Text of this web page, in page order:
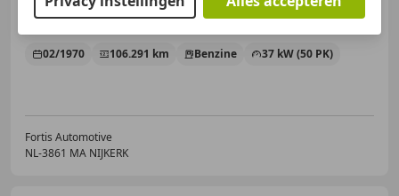
02/1970 106.291 km Benzine 37 kW (50 PK)
Fortis Automotive
NL-3861 MA NIJKERK